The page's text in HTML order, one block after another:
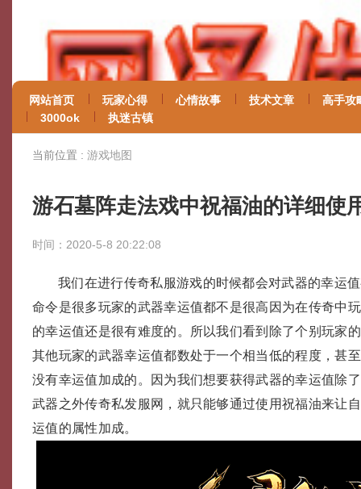
网站首页 玩家心得 心情故事 技术文章
高手攻
3000ok
执迷古镇
当前位置 : 游戏地图
游石墓阵走法戏中祝福油的详细使
时间：2020-5-8 20:22:08
我们在进行传奇私服游戏的时候都会对武器的幸运
命令是很多玩家的武器幸运值都不是很高因为在传奇中
的幸运值还是很有难度的。所以我们看到除了个别玩家
其他玩家的武器幸运值都数处于一个相当低的程度，甚
没有幸运值加成的。因为我们想要获得武器的幸运值除
武器之外传奇私发服网，就只能够通过使用祝福油来让
运值的属性加成。